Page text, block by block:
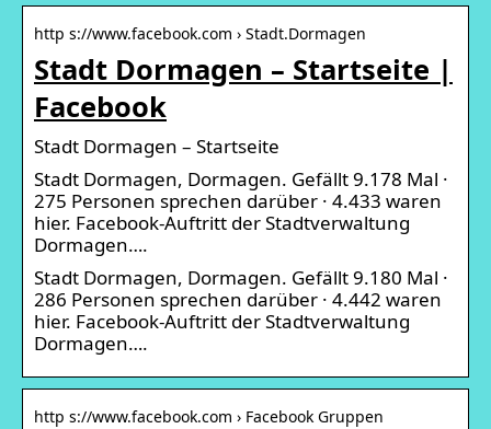
http s://www.facebook.com › Stadt.Dormagen
Stadt Dormagen – Startseite |
Facebook
Stadt Dormagen – Startseite
Stadt Dormagen, Dormagen. Gefällt 9.178 Mal ·
275 Personen sprechen darüber · 4.433 waren
hier. Facebook-Auftritt der Stadtverwaltung
Dormagen….
Stadt Dormagen, Dormagen. Gefällt 9.180 Mal ·
286 Personen sprechen darüber · 4.442 waren
hier. Facebook-Auftritt der Stadtverwaltung
Dormagen….
http s://www.facebook.com › Facebook Gruppen